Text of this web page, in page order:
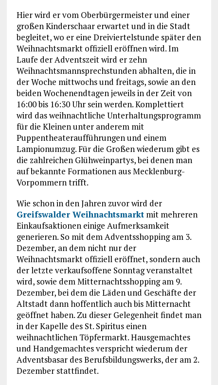
Hier wird er vom Oberbürgermeister und einer
großen Kinderschaar erwartet und in die Stadt
begleitet, wo er eine Dreiviertelstunde später den
Weihnachtsmarkt offiziell eröffnen wird. Im
Laufe der Adventszeit wird er zehn
Weihnachtsmannsprechstunden abhalten, die in
der Woche mittwochs und freitags, sowie an den
beiden Wochenendtagen jeweils in der Zeit von
16:00 bis 16:30 Uhr sein werden. Komplettiert
wird das weihnachtliche Unterhaltungsprogramm
für die Kleinen unter anderem mit
Puppentheateraufführungen und einem
Lampionumzug. Für die Großen wiederum gibt es
die zahlreichen Glühweinpartys, bei denen man
auf bekannte Formationen aus Mecklenburg-
Vorpommern trifft.
Wie schon in den Jahren zuvor wird der
Greifswalder Weihnachtsmarktmit mehreren
Einkaufsaktionen einige Aufmerksamkeit
generieren. So mit dem Adventsshopping am 3.
Dezember, an dem nicht nur der
Weihnachtsmarkt offiziell eröffnet, sondern auch
der letzte verkaufsoffene Sonntag veranstaltet
wird, sowie dem Mitternachtsshopping am 9.
Dezember, bei dem die Läden und Geschäfte der
Altstadt dann hoffentlich auch bis Mitternacht
geöffnet haben. Zu dieser Gelegenheit findet man
in der Kapelle des St. Spiritus einen
weihnachtlichen Töpfermarkt. Hausgemachtes
und Handgemachtes verspricht wiederum der
Adventsbasar des Berufsbildungswerks, der am 2.
Dezember stattfindet.